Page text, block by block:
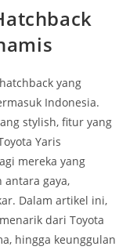
yang
Indonesia.
stylish, fitur yang
Yaris
mereka yang
antara gaya,
Dalam artikel ini,
dari Toyota
hingga keunggulan